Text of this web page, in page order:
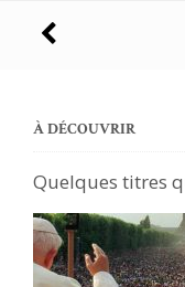
Navigation
articles
À DÉCOUVRIR
Quelques titres